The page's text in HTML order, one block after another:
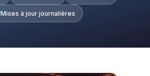
Mises à jour journalières